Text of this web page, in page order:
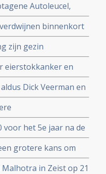
Autoleucel,
worden niet vergoed
binnenkort
zijn gezin
kinderen van
eierstokkanker en
Zorginstituut
Dick Veerman en
hoofddocenten,
onderzoekers
onderzoek van
het 5e jaar na de
van een
grotere kans om
onderzoek van
in Zeist op 21